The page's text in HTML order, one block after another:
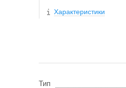
Характеристики
Тип